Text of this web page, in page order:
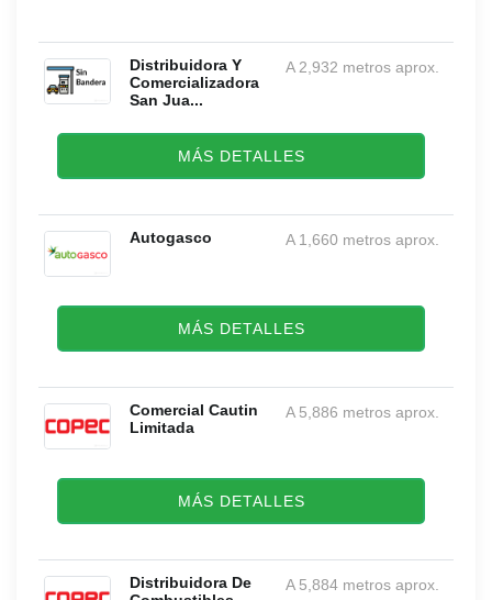
Distribuidora Y
Comercializadora
San Jua...
A 2,932 metros aprox.
MÁS DETALLES
Autogasco A 1,660 metros aprox.
MÁS DETALLES
Comercial Cautin
Limitada
A 5,886 metros aprox.
MÁS DETALLES
Distribuidora De
A 5,884 metros aprox.